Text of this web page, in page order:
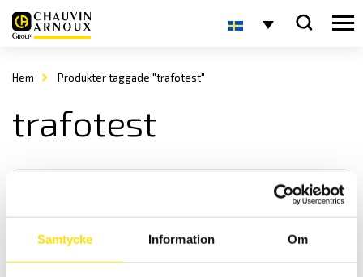
Samtycke Information Om
Hem Produkter taggade "trafotest"
trafotest